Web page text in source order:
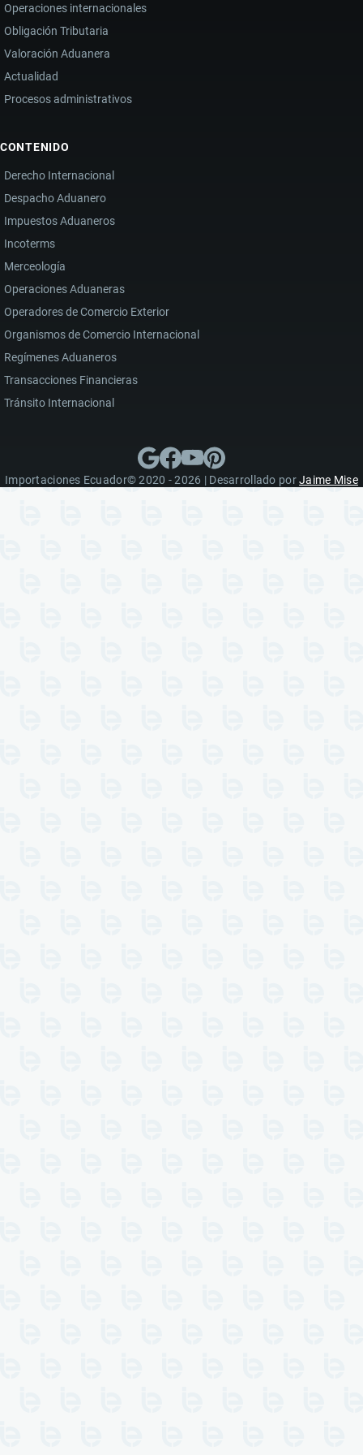
Operaciones internacionales
Obligación Tributaria
Valoración Aduanera
Actualidad
Procesos administrativos
CONTENIDO
Derecho Internacional
Despacho Aduanero
Impuestos Aduaneros
Incoterms
Merceología
Operaciones Aduaneras
Operadores de Comercio Exterior
Organismos de Comercio Internacional
Regímenes Aduaneros
Transacciones Financieras
Tránsito Internacional
Importaciones Ecuador© 2020 - 2026 | Desarrollado porJaime Mise